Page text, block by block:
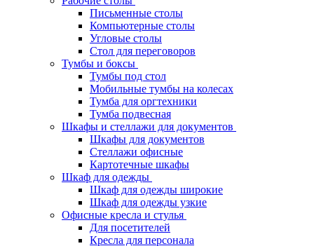
Письменные столы
Компьютерные столы
Угловые столы
Стол для переговоров
Тумбы и боксы
Тумбы под стол
Мобильные тумбы на колесах
Тумба для оргтехники
Тумба подвесная
Шкафы и стеллажи для документов
Шкафы для документов
Стеллажи офисные
Картотечные шкафы
Шкаф для одежды
Шкаф для одежды широкие
Шкаф для одежды узкие
Офисные кресла и стулья
Для посетителей
Кресла для персонала